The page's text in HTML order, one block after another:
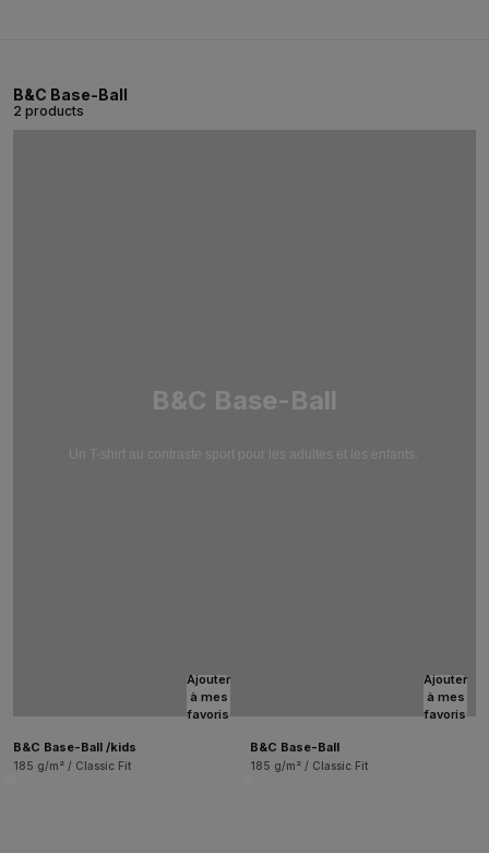
B&C Base-Ball
2 products
B&C Base-Ball
Un T-shirt au contraste sport pour les adultes et les enfants.
Ajouter
à mes
favoris
B&C Base-Ball /kids
185 g/m² / Classic Fit
Ajouter
à mes
favoris
B&C Base-Ball
185 g/m² / Classic Fit